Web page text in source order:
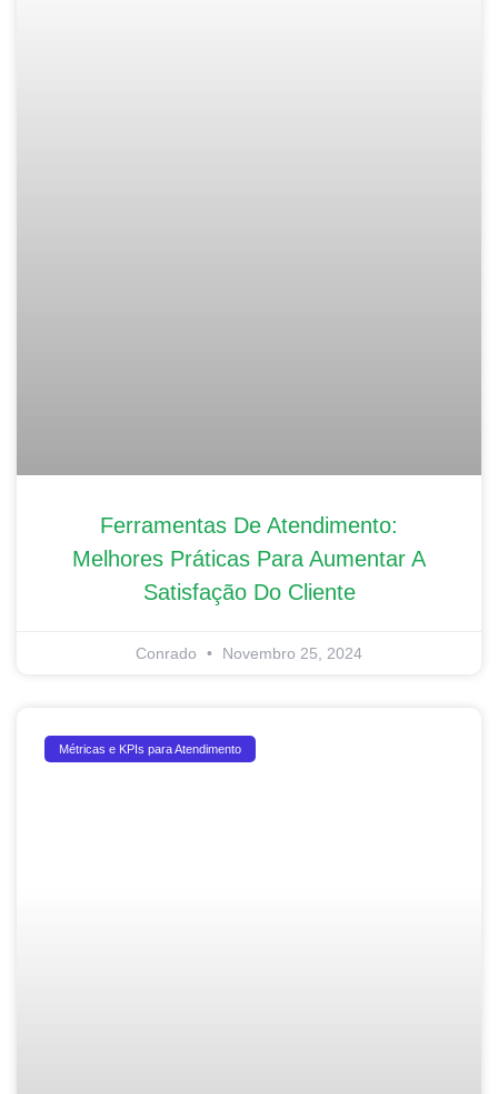
Ferramentas De Atendimento:
Melhores Práticas Para Aumentar A
Satisfação Do Cliente
Conrado Novembro 25, 2024
Métricas e KPIs para Atendimento